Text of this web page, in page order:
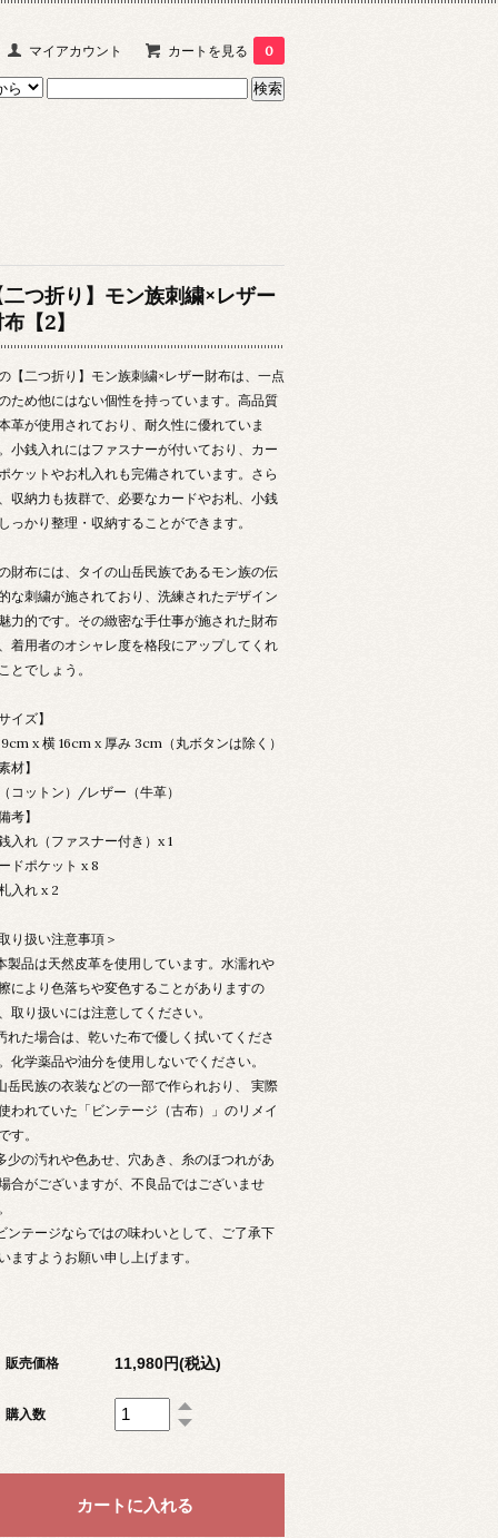
マイアカウント カートを見る 0
つ折り】モン族刺繍×レザー
【2】
【二つ折り】モン族刺繍×レザー財布は、一点
ため他にはない個性を持っています。高品質
革が使用されており、耐久性に優れていま
小銭入れにはファスナーが付いており、カー
ケットやお札入れも完備されています。さら
収納力も抜群で、必要なカードやお札、小銭
っかり整理・収納することができます。
財布には、タイの山岳民族であるモン族の伝
な刺繍が施されており、洗練されたデザイン
力的です。その緻密な手仕事が施された財布
着用者のオシャレ度を格段にアップしてくれ
とでしょう。
イズ】
x 横 16cm x 厚み 3cm（丸ボタンは除く）
材】
コットン）/レザー（牛革）
考】
入れ（ファスナー付き）x 1
ドポケット x 8
入れ x 2
り扱い注意事項＞
製品は天然皮革を使用しています。水濡れや
により色落ちや変色することがありますの
取り扱いには注意してください。
れた場合は、乾いた布で優しく拭いてくださ
化学薬品や油分を使用しないでください。
岳民族の衣装などの一部で作られおり、 実際
われていた「ビンテージ（古布）」のリメイ
す。
少の汚れや色あせ、穴あき、糸のほつれがあ
合がございますが、不良品ではございませ
ンテージならではの味わいとして、ご了承下
ますようお願い申し上げます。
販売価格 11,980円(税込)
購入数